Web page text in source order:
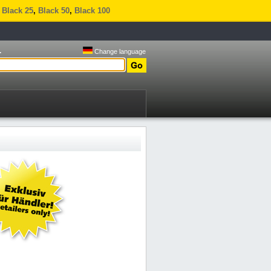
Black 25, Black 50, Black 100
Change language